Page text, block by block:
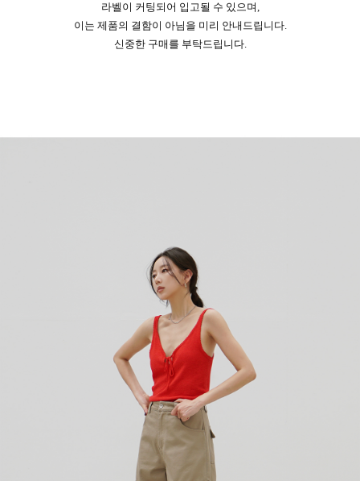
라벨이 커팅되어 입고될 수 있으며,
이는 제품의 결함이 아님을 미리 안내드립니다.
신중한 구매를 부탁드립니다.